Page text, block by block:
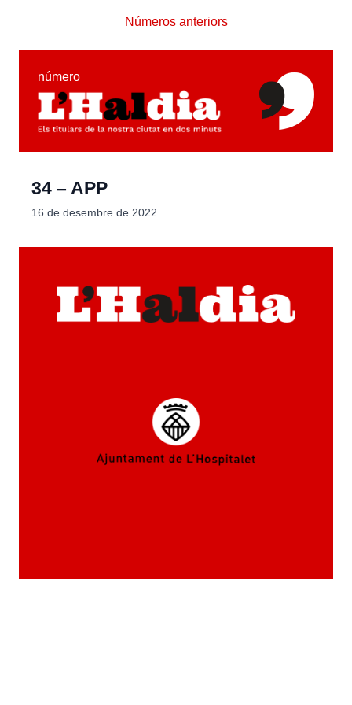
Números anteriors
número
34 – APP
16 de desembre de 2022